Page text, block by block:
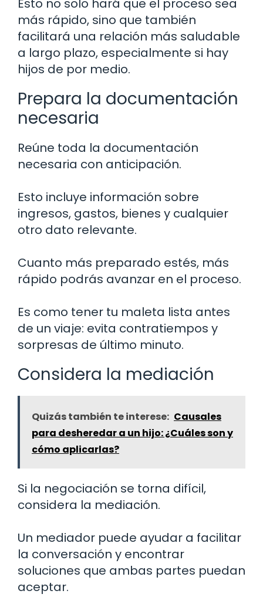
Esto no solo hará que el proceso sea
más rápido, sino que también
facilitará una relación más saludable
a largo plazo, especialmente si hay
hijos de por medio.
Prepara la documentación
necesaria
Reúne toda la documentación
necesaria con anticipación.
Esto incluye información sobre
ingresos, gastos, bienes y cualquier
otro dato relevante.
Cuanto más preparado estés, más
rápido podrás avanzar en el proceso.
Es como tener tu maleta lista antes
de un viaje: evita contratiempos y
sorpresas de último minuto.
Considera la mediación
Quizás también te interese: Causales
para desheredar a un hijo: ¿Cuáles son y
cómo aplicarlas?
Si la negociación se torna difícil,
considera la mediación.
Un mediador puede ayudar a facilitar
la conversación y encontrar
soluciones que ambas partes puedan
aceptar.